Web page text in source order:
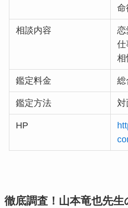
命
相談内容
恋
仕
相
鑑定料金 総
鑑定方法
HP
徹底調査！山本竜也先生